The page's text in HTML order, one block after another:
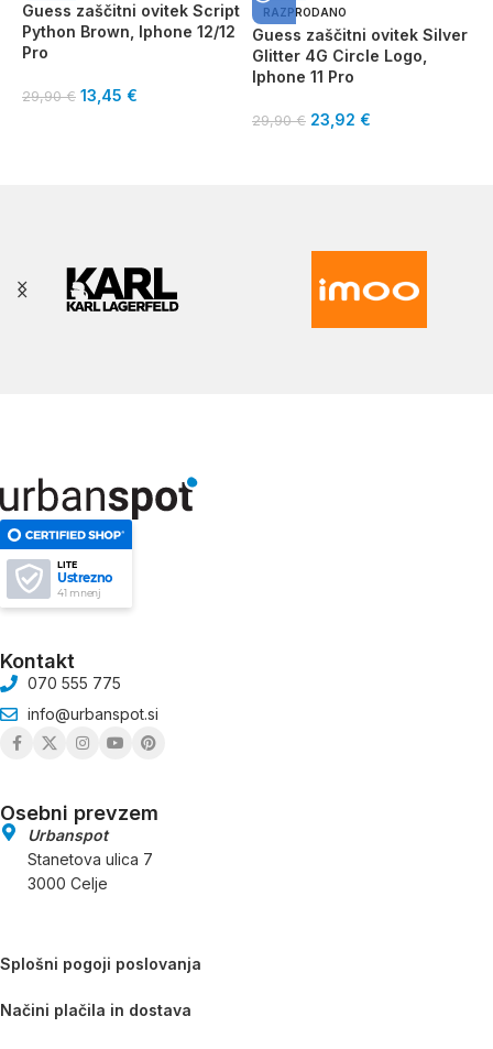
Guess zaščitni ovitek Script
Python Brown, Iphone 12/12
Pro
29,90€ 13,45 €
RAZPRODANO
Guess zaščitni ovitek Silver
Glitter 4G Circle Logo,
Iphone 11 Pro
29,90€ 23,92 €
LITE
Ustrezno
41 mnenj
Kontakt
070 555 775
info@urbanspot.si
Osebni prevzem
Urbanspot
Stanetova ulica 7
3000 Celje
Splošni pogoji poslovanja
Načini plačila in dostava